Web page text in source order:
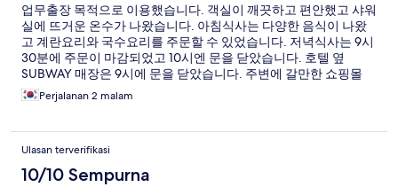
업무출장 목적으로 이용했습니다. 객실이 깨끗하고 편안했고 샤워
실에 뜨거운 온수가 나왔습니다. 아침식사는 다양한 음식이 나왔
고 계란요리와 국수요리를 주문할 수 있었습니다. 저녁식사는 9시
30분에 주문이 마감되었고 10시엔 문을 닫았습니다. 호텔 옆
SUBWAY 매장은 9시에 문을 닫았습니다. 주변에 갈만한 쇼핑몰
또는 식당이 없는 게 아쉽습니다.
Perjalanan 2 malam
Ulasan terverifikasi
10/10 Sempurna